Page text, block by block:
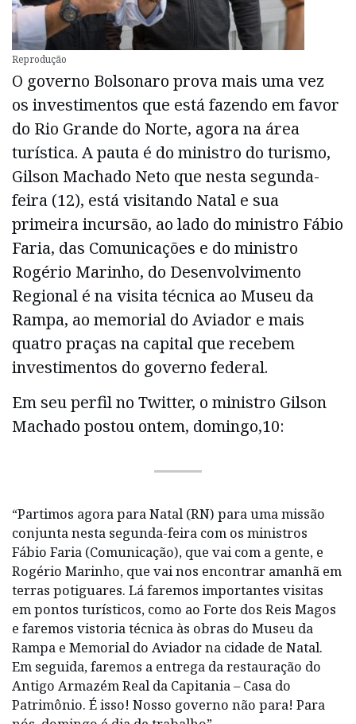
Reprodução
O governo Bolsonaro prova mais uma vez
os investimentos que está fazendo em favor
do Rio Grande do Norte, agora na área
turística. A pauta é do ministro do turismo,
Gilson Machado Neto que nesta segunda-
feira (12), está visitando Natal e sua
primeira incursão, ao lado do ministro Fábio
Faria, das Comunicações e do ministro
Rogério Marinho, do Desenvolvimento
Regional é na visita técnica ao Museu da
Rampa, ao memorial do Aviador e mais
quatro praças na capital que recebem
investimentos do governo federal.
Em seu perfil no Twitter, o ministro Gilson
Machado postou ontem, domingo,10:
“Partimos agora para Natal (RN) para uma missão
conjunta nesta segunda-feira com os ministros
Fábio Faria (Comunicação), que vai com a gente, e
Rogério Marinho, que vai nos encontrar amanhã em
terras potiguares. Lá faremos importantes visitas
em pontos turísticos, como ao Forte dos Reis Magos
e faremos vistoria técnica às obras do Museu da
Rampa e Memorial do Aviador na cidade de Natal.
Em seguida, faremos a entrega da restauração do
Antigo Armazém Real da Capitania – Casa do
Patrimônio. É isso! Nosso governo não para! Para